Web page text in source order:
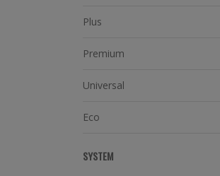
Plus
Premium
Universal
Eco
SYSTEM